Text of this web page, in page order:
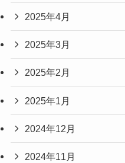
2025年4月
2025年3月
2025年2月
2025年1月
2024年12月
2024年11月